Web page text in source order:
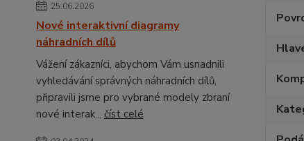
25.06.2026
Nové interaktivní diagramy
náhradních dílů
Vážení zákazníci, abychom Vám usnadnili
vyhledávání správných náhradních dílů,
připravili jsme pro vybrané modely zbraní
nové interak... číst celé